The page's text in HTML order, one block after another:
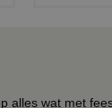
alles wat met